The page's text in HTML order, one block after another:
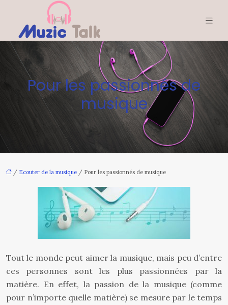
Pour les passionnés de
musique
/ Ecouter de la musique / Pour les passionnés de musique
Tout le monde peut aimer la musique, mais peu d’entre
ces personnes sont les plus passionnées par la
matière. En effet, la passion de la musique (comme
pour n’importe quelle matière) se mesure par le temps